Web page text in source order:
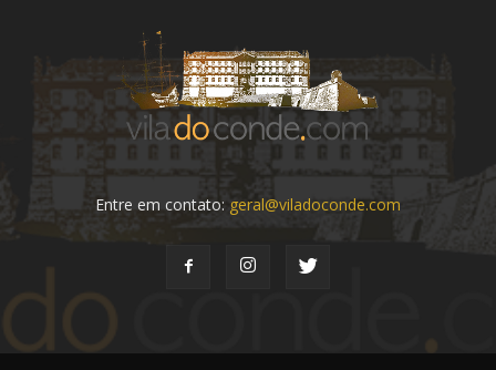
Entre em contato: geral@viladoconde.com